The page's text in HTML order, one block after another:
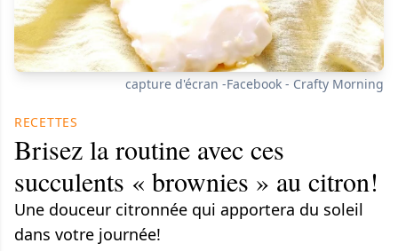
capture d'écran -Facebook - Crafty Morning
RECETTES
Brisez la routine avec ces
succulents « brownies » au citron!
Une douceur citronnée qui apportera du soleil
dans votre journée!